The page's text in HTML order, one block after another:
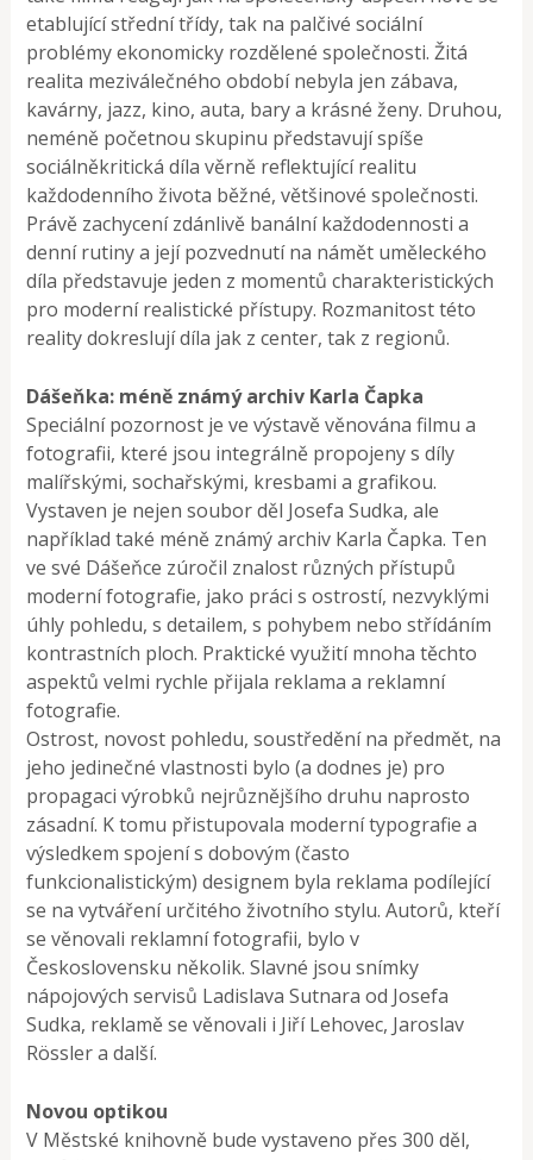
etablující střední třídy, tak na palčivé sociální
problémy ekonomicky rozdělené společnosti. Žitá
realita meziválečného období nebyla jen zábava,
kavárny, jazz, kino, auta, bary a krásné ženy. Druhou,
neméně početnou skupinu představují spíše
sociálněkritická díla věrně reflektující realitu
každodenního života běžné, většinové společnosti.
Právě zachycení zdánlivě banální každodennosti a
denní rutiny a její pozvednutí na námět uměleckého
díla představuje jeden z momentů charakteristických
pro moderní realistické přístupy. Rozmanitost této
reality dokreslují díla jak z center, tak z regionů.
Dášeňka: méně známý archiv Karla Čapka
Speciální pozornost je ve výstavě věnována filmu a
fotografii, které jsou integrálně propojeny s díly
malířskými, sochařskými, kresbami a grafikou.
Vystaven je nejen soubor děl Josefa Sudka, ale
například také méně známý archiv Karla Čapka. Ten
ve své Dášeňce zúročil znalost různých přístupů
moderní fotografie, jako práci s ostrostí, nezvyklými
úhly pohledu, s detailem, s pohybem nebo střídáním
kontrastních ploch. Praktické využití mnoha těchto
aspektů velmi rychle přijala reklama a reklamní
fotografie.
Ostrost, novost pohledu, soustředění na předmět, na
jeho jedinečné vlastnosti bylo (a dodnes je) pro
propagaci výrobků nejrůznějšího druhu naprosto
zásadní. K tomu přistupovala moderní typografie a
výsledkem spojení s dobovým (často
funkcionalistickým) designem byla reklama podílející
se na vytváření určitého životního stylu. Autorů, kteří
se věnovali reklamní fotografii, bylo v
Československu několik. Slavné jsou snímky
nápojových servisů Ladislava Sutnara od Josefa
Sudka, reklamě se věnovali i Jiří Lehovec, Jaroslav
Rössler a další.
Novou optikou
V Městské knihovně bude vystaveno přes 300 děl,